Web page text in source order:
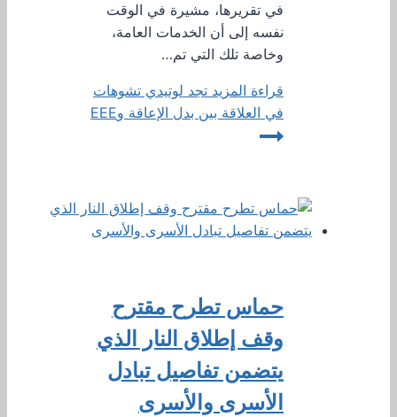
في تقريرها، مشيرة في الوقت
نفسه إلى أن الخدمات العامة،
وخاصة تلك التي تم…
قراءة المزيد تجد لوتيدي تشوهات
في العلاقة بين بدل الإعاقة وEEE
حماس تطرح مقترح
وقف إطلاق النار الذي
يتضمن تفاصيل تبادل
الأسرى والأسرى